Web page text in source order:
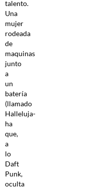
talento.
Una
mujer
rodeada
de
maquinas
junto
a
un
batería
(llamado
Halleluja-
ha
que,
a
lo
Daft
Punk,
oculta